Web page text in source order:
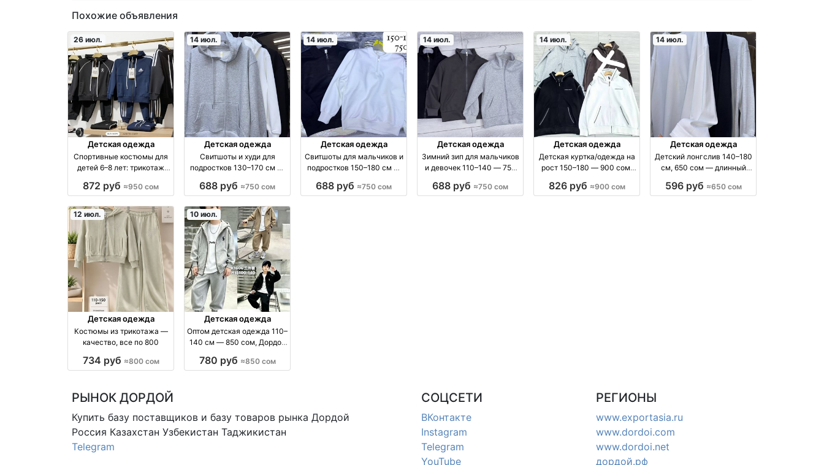
Похожие объявления
26 июл.
Детская одежда
Спортивные костюмы для
детей 6–8 лет: трикотаж
950 сом оптом
872 руб ≈950 сом
14 июл.
Детская одежда
Свитшоты и худи для
подростков 130–170 см —
модели производство
688 руб ≈750 сом
14 июл.
Детская одежда
Свитшоты для мальчиков и
подростков 150–180 см —
школьный стиль оптом
688 руб ≈750 сом
14 июл.
Детская одежда
Зимний зип для мальчиков
и девочек 110–140 — 750
688 руб ≈750 сом
14 июл.
Детская одежда
Детская куртка/одежда на
рост 150–180 — 900 сом,
производство Китай
826 руб ≈900 сом
14 июл.
Детская одежда
Детский лонгслив 140–180
см, 650 сом — длинный
596 руб ≈650 сом
12 июл.
Детская одежда
Костюмы из трикотажа —
качество, все по 800
734 руб ≈800 сом
10 июл.
Детская одежда
Оптом детская одежда 110–
140 см — 850 сом, Дордой
780 руб ≈850 сом
РЫНОК ДОРДОЙ
Купить базу поставщиков и базу товаров рынка Дордой
Россия Казахстан Узбекистан Таджикистан
Telegram
СОЦСЕТИ
ВКонтакте
Instagram
Telegram
YouTube
РЕГИОНЫ
www.exportasia.ru
www.dordoi.com
www.dordoi.net
дордой.рф